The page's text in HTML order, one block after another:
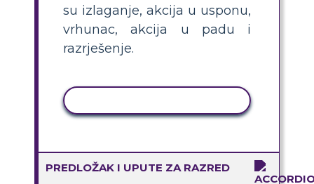
su izlaganje, akcija u usponu,
vrhunac, akcija u padu i
razrješenje.
PREDLOŽAK I UPUTE ZA RAZRED